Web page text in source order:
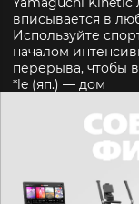
вписывается в
Используйте
началом
перерыва, чтобы
*le (яп.) — дом